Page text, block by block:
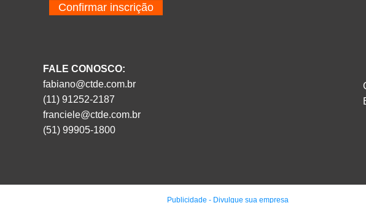
Confirmar inscrição
FALE CONOSCO:
fabiano@ctde.com.br
(11) 91252-2187
franciele@ctde.com.br
(51) 99905-1800
Publicidade - Divulgue sua empresa